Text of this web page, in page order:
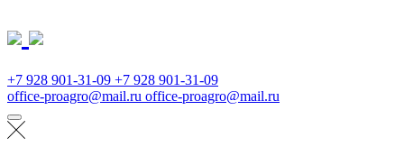
+7 928 901-31-09 +7 928 901-31-09
office-proagro@mail.ru office-proagro@mail.ru